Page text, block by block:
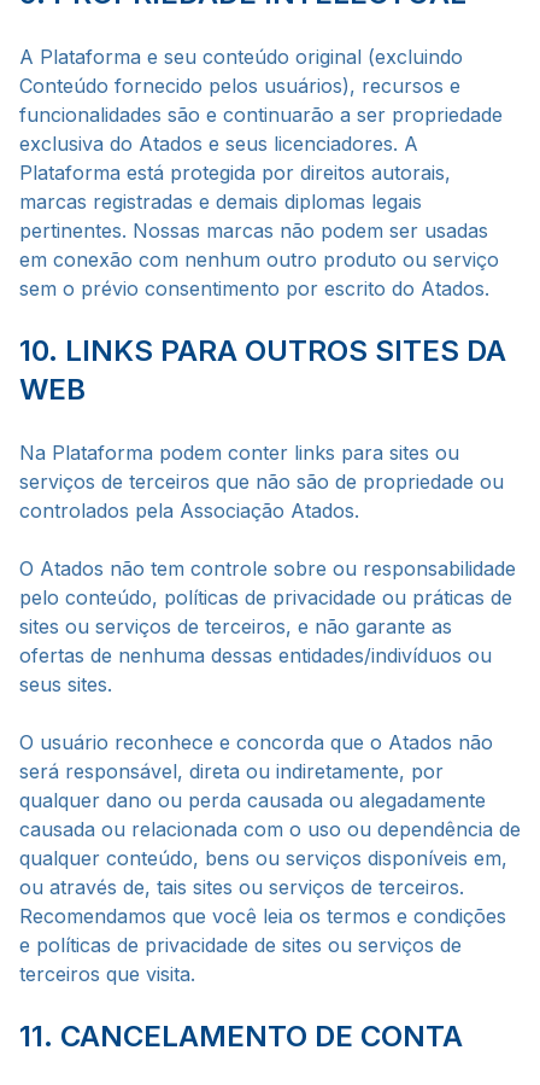
A Plataforma e seu conteúdo original (excluindo
Conteúdo fornecido pelos usuários), recursos e
funcionalidades são e continuarão a ser propriedade
exclusiva do Atados e seus licenciadores. A
Plataforma está protegida por direitos autorais,
marcas registradas e demais diplomas legais
pertinentes. Nossas marcas não podem ser usadas
em conexão com nenhum outro produto ou serviço
sem o prévio consentimento por escrito do Atados.
10. LINKS PARA OUTROS SITES DA
WEB
Na Plataforma podem conter links para sites ou
serviços de terceiros que não são de propriedade ou
controlados pela Associação Atados.
O Atados não tem controle sobre ou responsabilidade
pelo conteúdo, políticas de privacidade ou práticas de
sites ou serviços de terceiros, e não garante as
ofertas de nenhuma dessas entidades/indivíduos ou
seus sites.
O usuário reconhece e concorda que o Atados não
será responsável, direta ou indiretamente, por
qualquer dano ou perda causada ou alegadamente
causada ou relacionada com o uso ou dependência de
qualquer conteúdo, bens ou serviços disponíveis em,
ou através de, tais sites ou serviços de terceiros.
Recomendamos que você leia os termos e condições
e políticas de privacidade de sites ou serviços de
terceiros que visita.
11. CANCELAMENTO DE CONTA